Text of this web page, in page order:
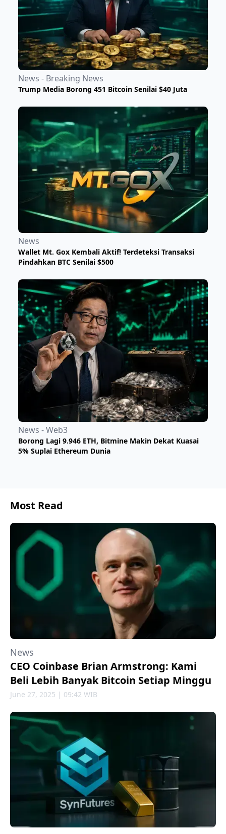
News - Breaking News
Trump Media Borong 451 Bitcoin Senilai $40 Juta
News
Wallet Mt. Gox Kembali Aktif! Terdeteksi Transaksi
Pindahkan BTC Senilai $500
News - Web3
Borong Lagi 9.946 ETH, Bitmine Makin Dekat Kuasai
5% Suplai Ethereum Dunia
Most Read
News
CEO Coinbase Brian Armstrong: Kami
Beli Lebih Banyak Bitcoin Setiap Minggu
June 27, 2025 | 09:42 WIB